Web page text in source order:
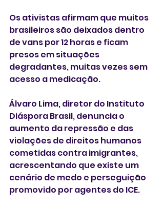
Os ativistas afirmam que muitos
brasileiros são deixados dentro
de vans por 12 horas e ficam
presos em situações
degradantes, muitas vezes sem
acesso a medicação.
Álvaro Lima, diretor do Instituto
Diáspora Brasil, denuncia o
aumento da repressão e das
violações de direitos humanos
cometidas contra imigrantes,
acrescentando que existe um
cenário de medo e perseguição
promovido por agentes do ICE.